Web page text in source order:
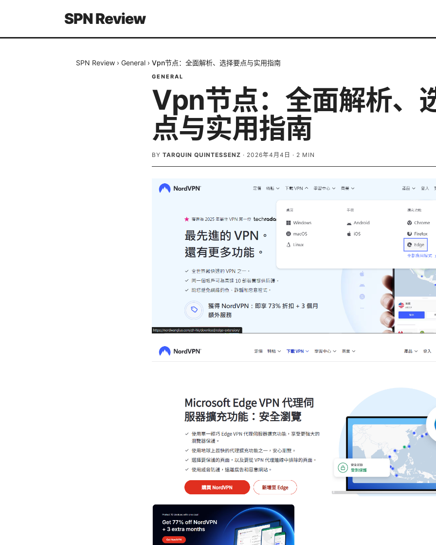
SPN Review
SPN Review › General › Vpn节点：全面解析、选择要点与实用指南
GENERAL
Vpn节点：全面解析、
点与实用指南
BY TARQUIN QUINTESSENZ · 2026年4月4日 · 2 MIN